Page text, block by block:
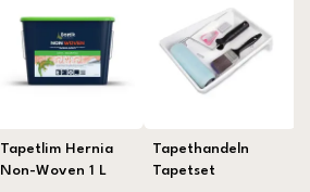
Tapetlim Hernia
Non-Woven 1 L
Tapethandeln
Tapetset